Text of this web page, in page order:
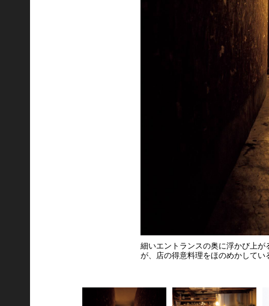
細いエントランスの奥に浮かび上
が、店の得意料理をほのめかしてい